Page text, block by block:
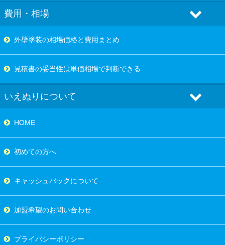
費用・相場
外壁塗装の相場価格と費用まとめ
見積書の妥当性は単価相場で判断できる
いえぬりについて
HOME
初めての方へ
キャッシュバックについて
加盟希望のお問い合わせ
プライバシーポリシー